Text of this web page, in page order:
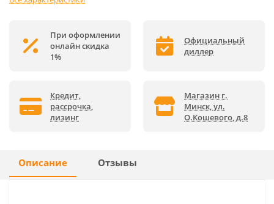
При оформлении
онлайн скидка
1%
Официальный
диллер
Кредит,
рассрочка,
лизинг
Магазин г.
Минск, ул.
О.Кошевого, д.8
Описание Отзывы